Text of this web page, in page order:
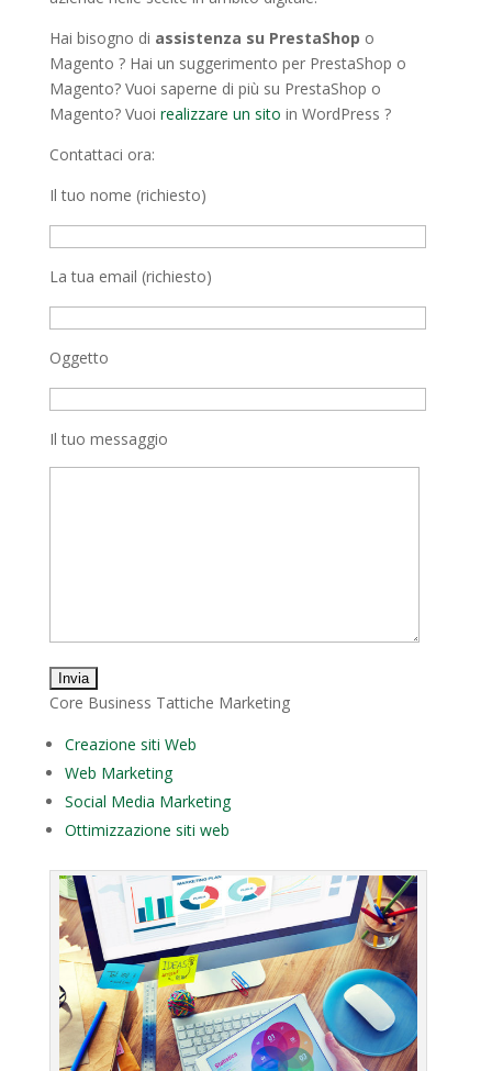
Hai bisogno di assistenza su PrestaShop o
Magento ? Hai un suggerimento per PrestaShop o
Magento? Vuoi saperne di più su PrestaShop o
Magento? Vuoi realizzare un sito in WordPress ?
Contattaci ora:
Il tuo nome (richiesto)
La tua email (richiesto)
Oggetto
Il tuo messaggio
Core Business Tattiche Marketing
Creazione siti Web
Web Marketing
Social Media Marketing
Ottimizzazione siti web